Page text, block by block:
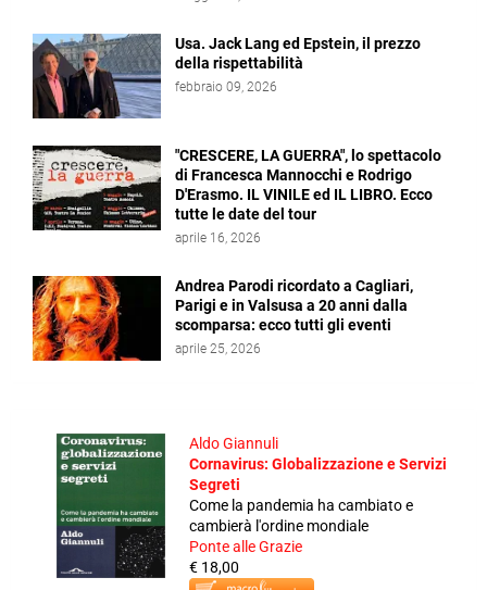
Usa. Jack Lang ed Epstein, il prezzo
della rispettabilità
febbraio 09, 2026
"CRESCERE, LA GUERRA", lo spettacolo
di Francesca Mannocchi e Rodrigo
D'Erasmo. IL VINILE ed IL LIBRO. Ecco
tutte le date del tour
aprile 16, 2026
Andrea Parodi ricordato a Cagliari,
Parigi e in Valsusa a 20 anni dalla
scomparsa: ecco tutti gli eventi
aprile 25, 2026
Aldo Giannuli
Cornavirus: Globalizzazione e Servizi
Segreti
Come la pandemia ha cambiato e
cambierà l'ordine mondiale
Ponte alle Grazie
€ 18,00